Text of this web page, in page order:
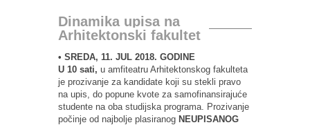
Dinamika upisa na
Arhitektonski fakultet
• SREDA, 11. JUL 2018. GODINE
U 10 sati, u amfiteatru Arhitektonskog fakulteta
je prozivanje za kandidate koji su stekli pravo
na upis, do popune kvote za samofinansirajuće
studente na oba studijska programa. Prozivanje
počinje od najbolje plasiranog NEUPISANOG